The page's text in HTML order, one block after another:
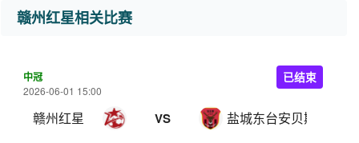
赣州红星相关比赛
中冠
2026-06-01 15:00
赣州红星 VS 盐城东台安贝斯
已结束